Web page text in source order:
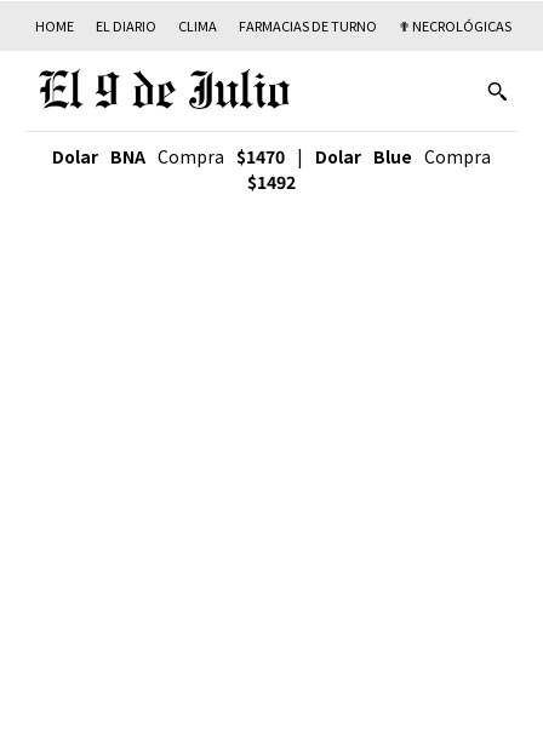
HOME EL DIARIO CLIMA FARMACIAS DE TURNO ✟ NECROLÓGICAS
Dolar BNA Compra $1470 | Dolar Blue Compra
$1492